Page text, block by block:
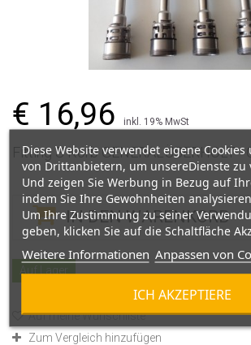
€ 16,96 inkl. 19% MwSt
Fitting S Korb GENERALÜBERHOLT -
IN DEN WARENKORB
Auf Lager
Auf meine Wunschliste
Zum Vergleich hinzufügen
Diese Website verwendet eigene Cookies
von Drittanbietern, um unsereDienste zu
Und zeigen Sie Werbung in Bezug auf
indem Sie Ihre Gewohnheiten
Um Ihre Zustimmung zu seiner
geben, klicken Sie auf die Schaltfläche
Weitere Informationen Anpassen von
ICH AKZEPTIERE